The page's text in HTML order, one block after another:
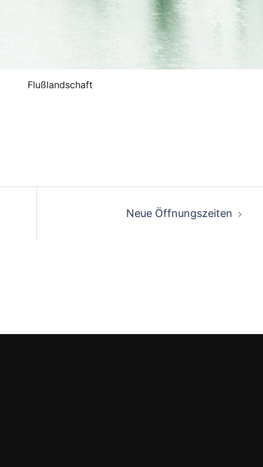
Flußlandschaft
Neue Öffnungszeiten